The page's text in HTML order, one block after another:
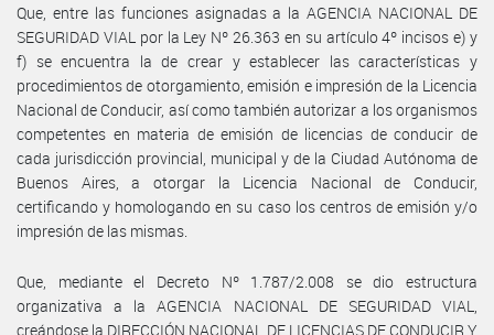
Que, entre las funciones asignadas a la AGENCIA NACIONAL DE
SEGURIDAD VIAL por la Ley Nº 26.363 en su artículo 4º incisos e) y
f) se encuentra la de crear y establecer las características y
procedimientos de otorgamiento, emisión e impresión de la Licencia
Nacional de Conducir, así como también autorizar a los organismos
competentes en materia de emisión de licencias de conducir de
cada jurisdicción provincial, municipal y de la Ciudad Autónoma de
Buenos Aires, a otorgar la Licencia Nacional de Conducir,
certificando y homologando en su caso los centros de emisión y/o
impresión de las mismas.
Que, mediante el Decreto Nº 1.787/2.008 se dio estructura
organizativa a la AGENCIA NACIONAL DE SEGURIDAD VIAL,
creándose la DIRECCIÓN NACIONAL DE LICENCIAS DE CONDUCIR Y